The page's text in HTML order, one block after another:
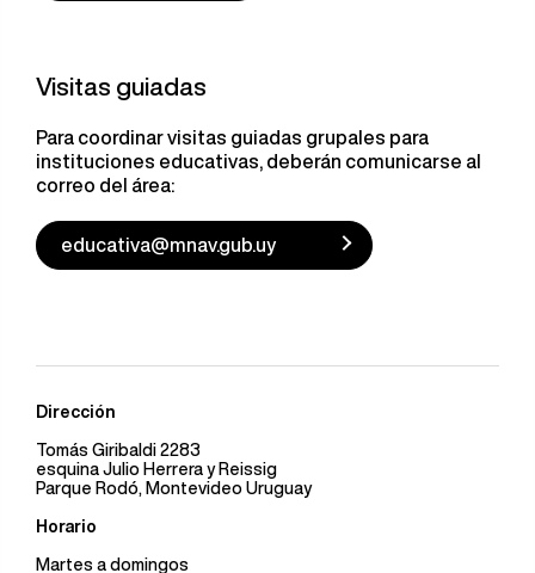
Visitas guiadas
Para coordinar visitas guiadas grupales para
instituciones educativas, deberán comunicarse al
correo del área:
educativa@mnav.gub.uy
Dirección
Tomás Giribaldi 2283
esquina Julio Herrera y Reissig
Parque Rodó, Montevideo Uruguay
Horario
Martes a domingos